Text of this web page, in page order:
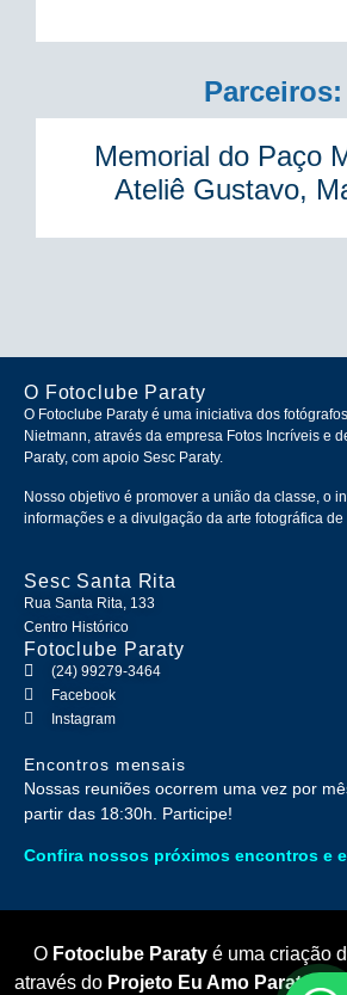
Parceiros:
Memorial do Paço
Ateliê Gustavo,
O Fotoclube Paraty
O Fotoclube Paraty é uma iniciativa dos
Nietmann, através da empresa Fotos Incríveis e
Paraty, com apoio Sesc Paraty.
Nosso objetivo é promover a união da classe, o
informações e a divulgação da arte fotográfica de
Sesc Santa Rita
Rua Santa Rita, 133
Centro Histórico
Fotoclube Paraty
(24) 99279-3464
Facebook
Instagram
Encontros mensais
Nossas reuniões ocorrem uma vez por
partir das 18:30h. Participe!
Confira nossos próximos encontros e
O Fotoclube Paraty é uma criação
através do Projeto Eu Amo Paraty ,